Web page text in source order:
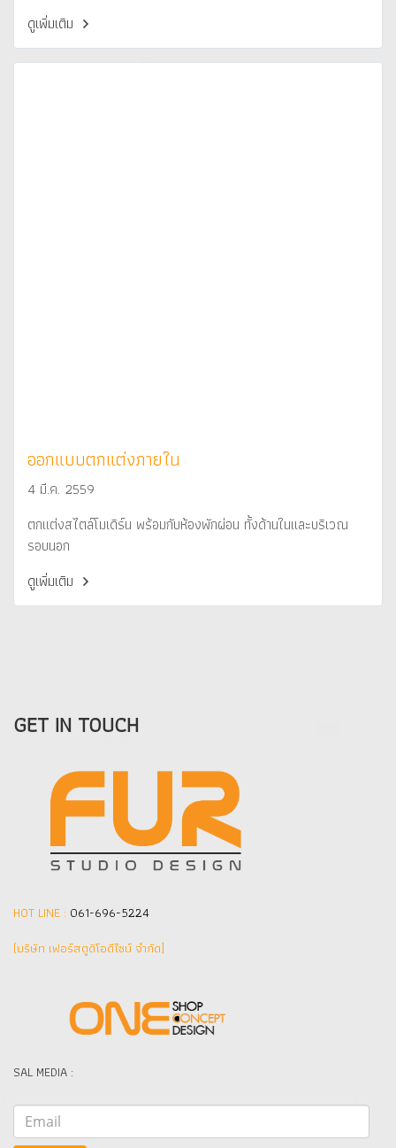
ดูเพิ่มเติม
ออกแบบตกแต่งภายใน
4 มี.ค. 2559
ตกแต่งสไตล์โมเดิร์น พร้อมกับห้องพักผ่อน ทั้งด้านในและบริเวณ
รอบนอก
ดูเพิ่มเติม
GET IN TOUCH
HOT LINE : 061-696-5224
(บริษัท เฟอร์สตูดิโอดีไซน์ จำกัด]
SAL MEDIA :